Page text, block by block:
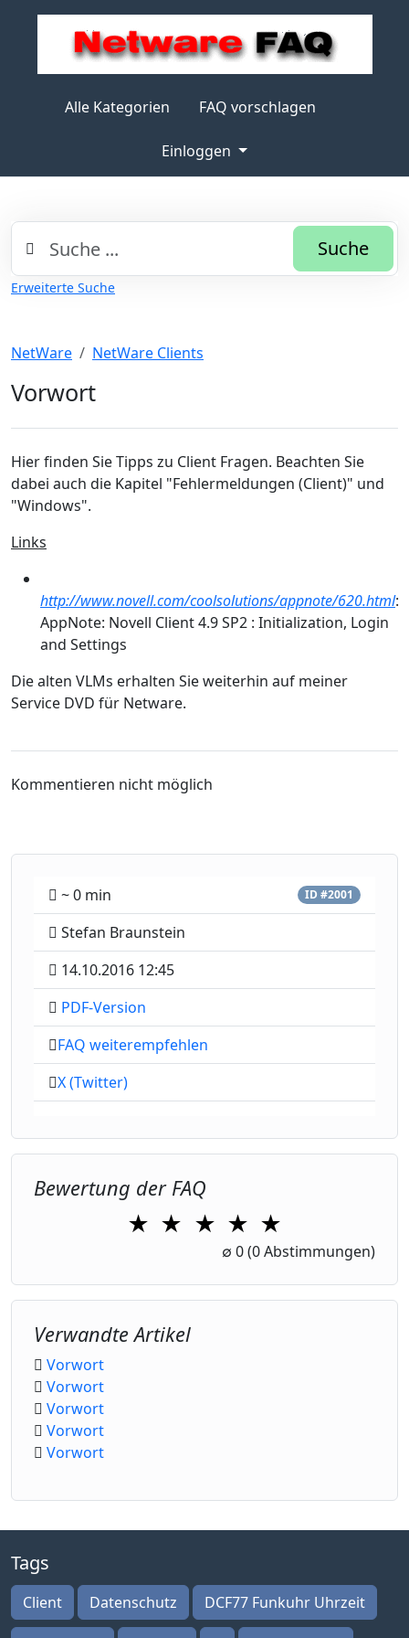
Alle Kategorien FAQ vorschlagen
Einloggen
Suche
Erweiterte Suche
NetWare NetWare Clients
Vorwort
Hier finden Sie Tipps zu Client Fragen. Beachten Sie
dabei auch die Kapitel "Fehlermeldungen (Client)" und
"Windows".
Links
http://www.novell.com/coolsolutions/appnote/620.html:
AppNote: Novell Client 4.9 SP2 : Initialization, Login
and Settings
Die alten VLMs erhalten Sie weiterhin auf meiner
Service DVD für Netware.
Kommentieren nicht möglich
~ 0 min ID #2001
Stefan Braunstein
14.10.2016 12:45
PDF-Version
FAQ weiterempfehlen
X (Twitter)
Bewertung der FAQ
★ ★
2 Stars
★
3 Stars
★
4 Stars
★
5 Stars
∅ 0(0 Abstimmungen)
Verwandte Artikel
Vorwort
Vorwort
Vorwort
Vorwort
Vorwort
Tags
Client Datenschutz DCF77 Funkuhr Uhrzeit